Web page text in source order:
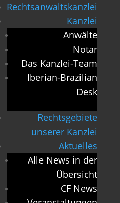
Rechtsanwaltskanzlei
Kanzlei
Anwälte
Notar
Das Kanzlei-Team
Iberian-Brazilian
Desk
Rechtsgebiete
unserer Kanzlei
Aktuelles
Alle News in der
Übersicht
CF News